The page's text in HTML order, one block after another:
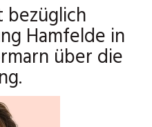
Hamfelde in
über die